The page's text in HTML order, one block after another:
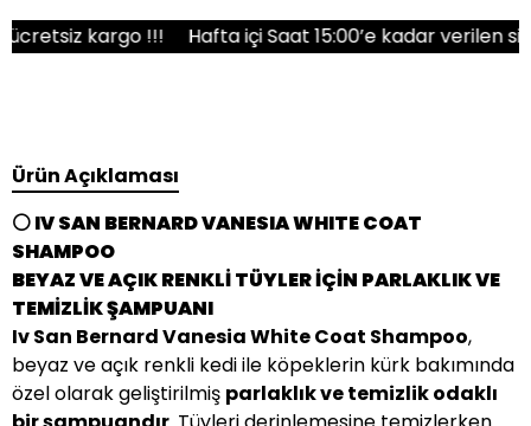
kargo !!! Hafta içi Saat 15:00’e kadar verilen
Ürün Açıklaması
⚪ IV SAN BERNARD VANESIA WHITE COAT
SHAMPOO
BEYAZ VE AÇIK RENKLİ TÜYLER İÇİN PARLAKLIK VE
TEMİZLİK ŞAMPUANI
Iv San Bernard Vanesia White Coat Shampoo,
beyaz ve açık renkli kedi ile köpeklerin kürk bakımında
özel olarak geliştirilmiş parlaklık ve temizlik odaklı